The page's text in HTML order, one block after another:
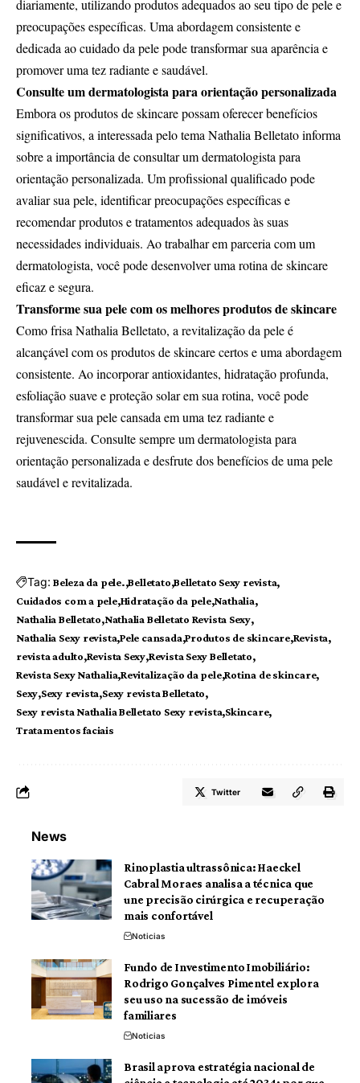
diariamente, utilizando produtos adequados ao seu tipo de pele e
preocupações específicas. Uma abordagem consistente e
dedicada ao cuidado da pele pode transformar sua aparência e
promover uma tez radiante e saudável.
Consulte um dermatologista para orientação personalizada
Embora os produtos de skincare possam oferecer benefícios
significativos, a interessada pelo tema Nathalia Belletato informa
sobre a importância de consultar um dermatologista para
orientação personalizada. Um profissional qualificado pode
avaliar sua pele, identificar preocupações específicas e
recomendar produtos e tratamentos adequados às suas
necessidades individuais. Ao trabalhar em parceria com um
dermatologista, você pode desenvolver uma rotina de skincare
eficaz e segura.
Transforme sua pele com os melhores produtos de skincare
Como frisa Nathalia Belletato, a revitalização da pele é
alcançável com os produtos de skincare certos e uma abordagem
consistente. Ao incorporar antioxidantes, hidratação profunda,
esfoliação suave e proteção solar em sua rotina, você pode
transformar sua pele cansada em uma tez radiante e
rejuvenescida. Consulte sempre um dermatologista para
orientação personalizada e desfrute dos benefícios de uma pele
saudável e revitalizada.
Tag: Beleza da pele. Belletato Belletato Sexy revista
Cuidados com a pele Hidratação da pele Nathalia
Nathalia Belletato Nathalia Belletato Revista Sexy
Nathalia Sexy revista Pele cansada Produtos de skincare Revista
revista adulto Revista Sexy Revista Sexy Belletato
Revista Sexy Nathalia Revitalização da pele Rotina de skincare
Sexy Sexy revista Sexy revista Belletato
Sexy revista Nathalia Belletato Sexy revista Skincare
Tratamentos faciais
Twitter
News
Rinoplastia ultrassônica: Haeckel
Cabral Moraes analisa a técnica que
une precisão cirúrgica e recuperação
mais confortável
Noticias
Fundo de Investimento Imobiliário:
Rodrigo Gonçalves Pimentel explora
seu uso na sucessão de imóveis
familiares
Noticias
Brasil aprova estratégia nacional de